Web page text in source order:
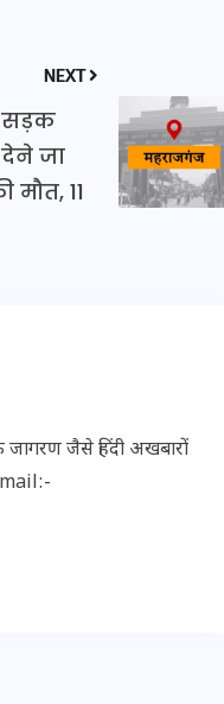
NEXT
सड़क
देने जा
मौत, 11
जागरण जैसे हिंदी अखबारों